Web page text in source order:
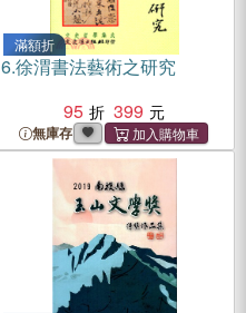
滿額折
6.徐渭書法藝術之研究
95
399
無庫存